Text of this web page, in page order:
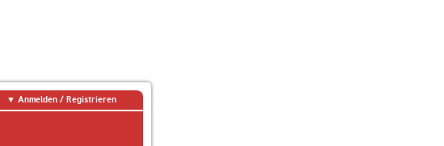
Anmelden / Registrieren